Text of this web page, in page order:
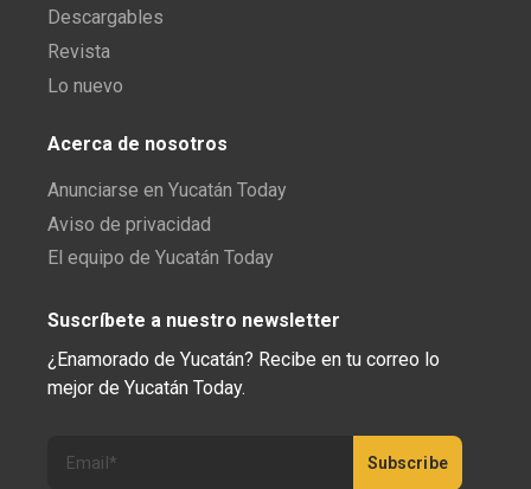
Descargables
Revista
Lo nuevo
Acerca de nosotros
Anunciarse en Yucatán Today
Aviso de privacidad
El equipo de Yucatán Today
Suscríbete a nuestro newsletter
¿Enamorado de Yucatán? Recibe en tu correo lo
mejor de Yucatán Today.